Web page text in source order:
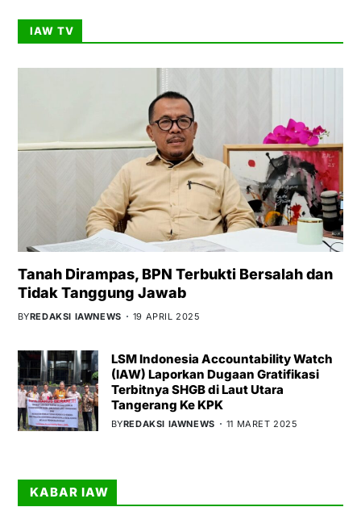
IAW TV
Tanah Dirampas, BPN Terbukti Bersalah dan
Tidak Tanggung Jawab
BYREDAKSI IAWNEWS 19 APRIL 2025
LSM Indonesia Accountability Watch
(IAW) Laporkan Dugaan Gratifikasi
Terbitnya SHGB di Laut Utara
Tangerang Ke KPK
BYREDAKSI IAWNEWS 11 MARET 2025
KABAR IAW